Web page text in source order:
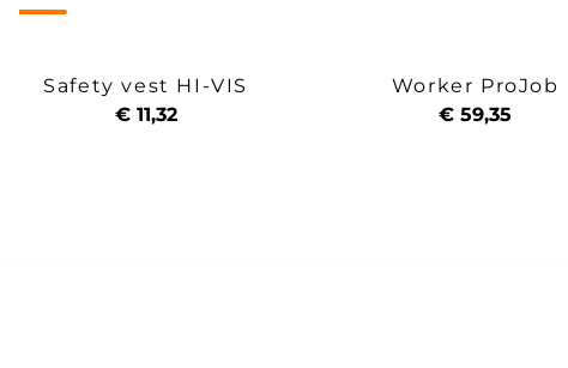
Safety vest HI-VIS
€ 11,32
Worker ProJob
€ 59,35